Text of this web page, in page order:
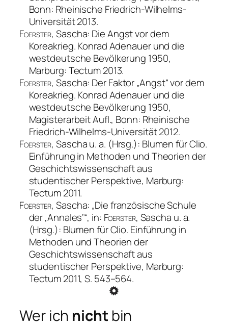
Bonn: Rheinische Friedrich-Wilhelms-
Universität 2013.
Foerster, Sascha: Die Angst vor dem
Koreakrieg. Konrad Adenauer und die
westdeutsche Bevölkerung 1950,
Marburg: Tectum 2013.
Foerster, Sascha: Der Faktor „Angst“ vor dem
Koreakrieg. Konrad Adenauer und die
westdeutsche Bevölkerung 1950,
Magisterarbeit Aufl., Bonn: Rheinische
Friedrich-Wilhelms-Universität 2012.
Foerster, Sascha u. a. (Hrsg.): Blumen für Clio.
Einführung in Methoden und Theorien der
Geschichtswissenschaft aus
studentischer Perspektive, Marburg:
Tectum 2011.
Foerster, Sascha: „Die französische Schule
der ‚Annales‘“, in: Foerster, Sascha u. a.
(Hrsg.): Blumen für Clio. Einführung in
Methoden und Theorien der
Geschichtswissenschaft aus
studentischer Perspektive, Marburg:
Tectum 2011, S. 543–564.
Wer ich nicht bin